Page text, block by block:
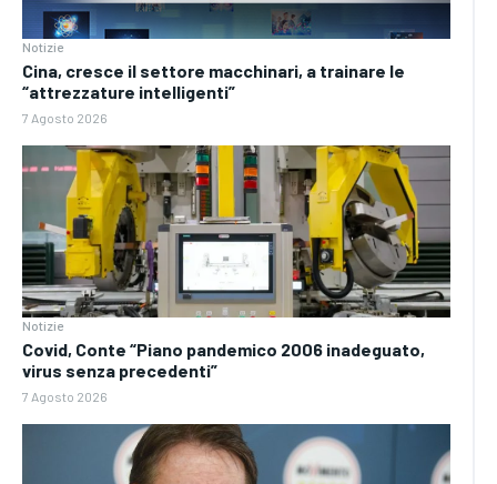
Notizie
Cina, cresce il settore macchinari, a trainare le
“attrezzature intelligenti”
7 Agosto 2026
Notizie
Covid, Conte “Piano pandemico 2006 inadeguato,
virus senza precedenti”
7 Agosto 2026